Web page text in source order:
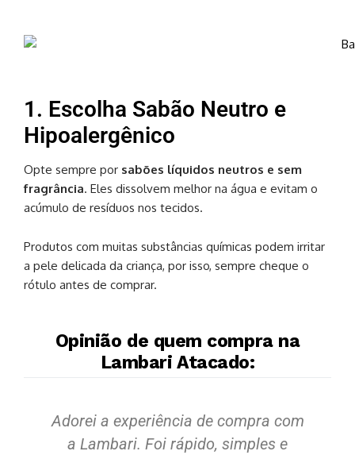
1. Escolha Sabão Neutro e
Hipoalergênico
Opte sempre por sabões líquidos neutros e sem
fragrância. Eles dissolvem melhor na água e evitam o
acúmulo de resíduos nos tecidos.
Produtos com muitas substâncias químicas podem irritar
a pele delicada da criança, por isso, sempre cheque o
rótulo antes de comprar.
Opinião de quem compra na
Lambari Atacado:
Adorei a experiência de compra com
a Lambari. Foi rápido, simples e